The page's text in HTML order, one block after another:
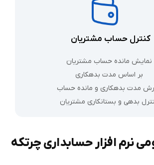
کنترل حساب مشتریان
نمایش مانده حساب مشتریان
بر اساس مدت بدهکاری
مدت بدهکاری و مانده حساب
بدهی‌ و بستانکاری مشتریان
نرم‌ افزار حسابداری چرتکه